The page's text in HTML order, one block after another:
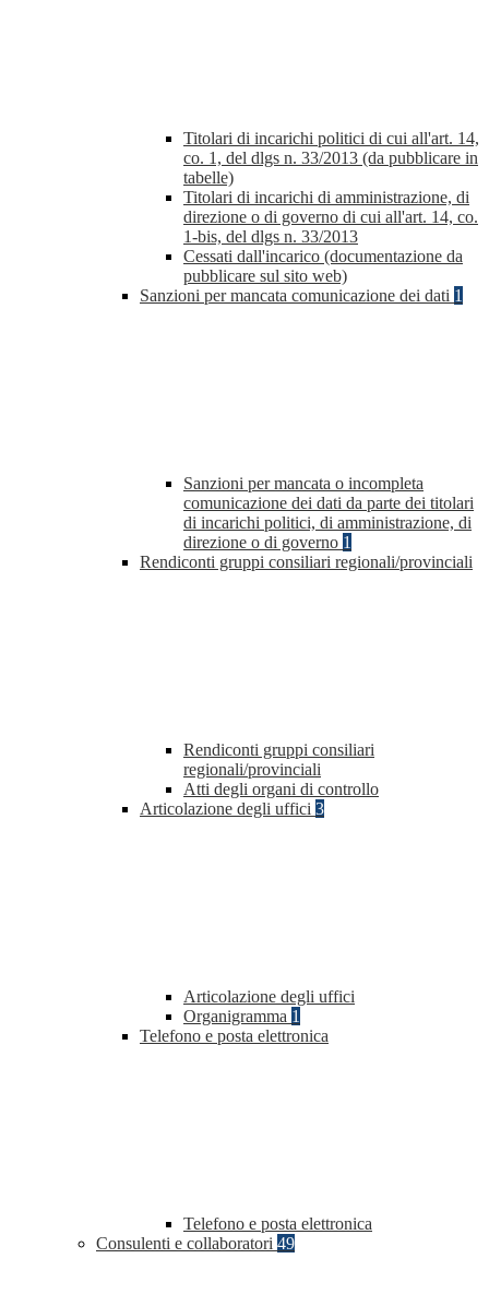
Titolari di incarichi politici di cui all'art. 14,
co. 1, del dlgs n. 33/2013 (da pubblicare in
tabelle)
Titolari di incarichi di amministrazione, di
direzione o di governo di cui all'art. 14, co.
1-bis, del dlgs n. 33/2013
Cessati dall'incarico (documentazione da
pubblicare sul sito web)
Sanzioni per mancata comunicazione dei dati 1
Sanzioni per mancata o incompleta
comunicazione dei dati da parte dei titolari
di incarichi politici, di amministrazione, di
direzione o di governo 1
Rendiconti gruppi consiliari regionali/provinciali
Rendiconti gruppi consiliari
regionali/provinciali
Atti degli organi di controllo
Articolazione degli uffici 3
Articolazione degli uffici
Organigramma 1
Telefono e posta elettronica
Telefono e posta elettronica
Consulenti e collaboratori 49